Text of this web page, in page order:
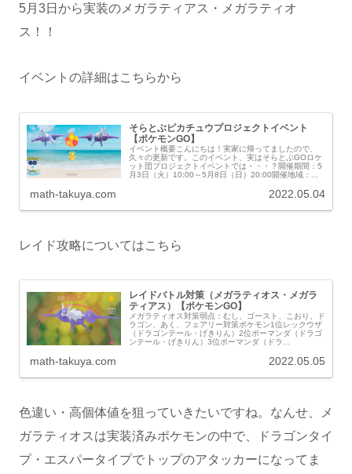
5月3日から実装のメガラティアス・メガラティオ
ス！！
イベントの詳細はこちらから
そらとぶピカチュウプロジェクトイベント
【ポケモンGO】
イベント概要こんにちは！実家に帰ってましたので、
久々の更新です。このイベント、実はそらとぶGOロケ
ット団プロジェクトイベントでは・・・？開催期間：5
月3日（火）10:00～5月8日（日）20:00開催地域：...
math-takuya.com 2022.05.04
レイド攻略についてはこちら
レイドバトル対策（メガラティオス・メガラ
ティアス）【ポケモンGO】
メガラティオス対策弱点：むし、ゴースト、こおり、ド
ラゴン、あく、フェアリー対策ポケモン1位レックウザ
（ドラゴンテール・げきりん）2位ボーマンダ（ドラゴ
ンテール・げきりん）3位ボーマンダ（ドラ...
math-takuya.com 2022.05.05
色違い・高個体値を狙っていきたいですね。なんせ、メ
ガラティオスは実装済みポケモンの中で、ドラゴンタイ
プ・エスパータイプでトップのアタッカーになってま